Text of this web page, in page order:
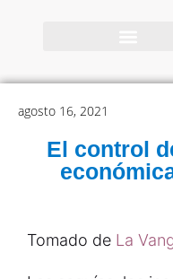
agosto 16, 2021
El control
Tomado de La